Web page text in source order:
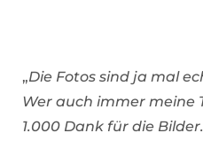
„Die Fotos sind ja mal
Wer auch immer meine
1.000 Dank für die